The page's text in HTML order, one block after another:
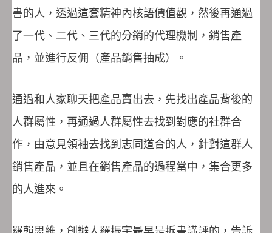
書的人，透過這套精神內核語價值觀，然後再通過
了一代、二代、三代的分銷的代理機制，銷售產
品，並進行反佣（產品銷售抽成）。
通過和人家聊天把產品賣出去，先找出產品背後的
人群屬性，再通過人群屬性去找到對應的社群合
作，由意見領袖去找到志同道合的人，針對這群人
銷售產品，並且在銷售產品的過程當中，集合更多
的人進來。